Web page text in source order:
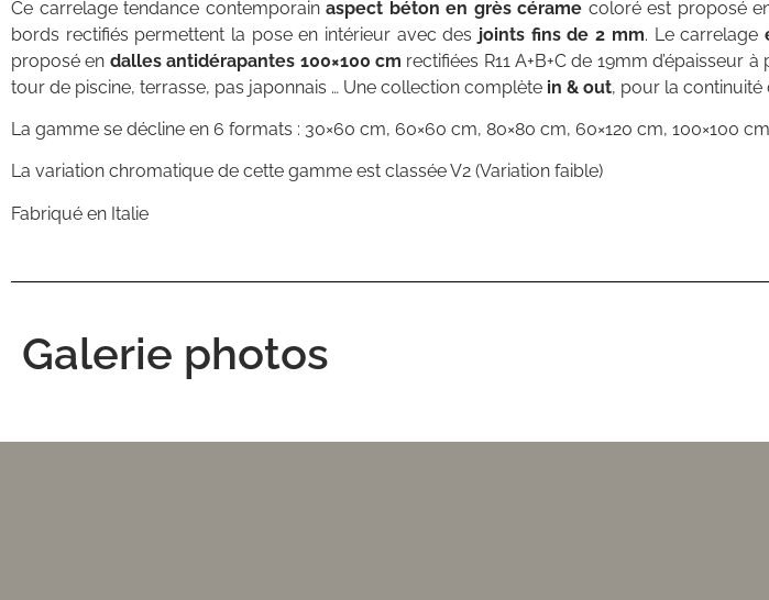
Ce carrelage tendance contemporain aspect béton en grès cérame coloré est proposé
bords rectifiés permettent la pose en intérieur avec des joints fins de 2 mm. Le carrelage
proposé en dalles antidérapantes 100×100 cm rectifiées R11 A+B+C de 19mm
tour de piscine, terrasse, pas japonnais … Une collection complète in & out, pour la continuité
La gamme se décline en 6 formats : 30×60 cm, 60×60 cm, 80×80 cm, 60×120 cm, 100×100 cm
La variation chromatique de cette gamme est classée V2 (Variation faible)
Fabriqué en Italie
Galerie photos